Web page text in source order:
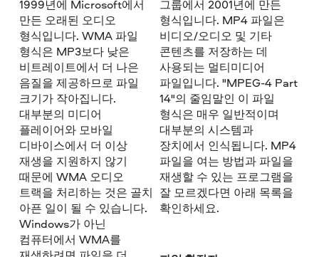
1999년에 Microsoft에서
만든 오래된 오디오
형식입니다. WMA 파일
형식은 MP3보다 낮은
비트레이트에서 더 나은
음질을 제공하므로 파일
크기가 작아집니다.
대부분의 미디어
플레이어와 모바일
디바이스에서 더 이상
재생을 지원하지 않기
때문에 WMA 오디오
트랙을 처리하는 것은 골치
아픈 일이 될 수 있습니다.
Windows가 아닌
컴퓨터에서 WMA를
그룹에서 2001년에 만든
형식입니다. MP4 파일은
비디오/오디오 및 기타
콘텐츠를 저장하는 데
사용되는 멀티미디어
파일입니다. "MPEG-4 Part
14"의 줄임말인 이 파일
형식은 매우 일반적이며
대부분의 시스템과
장치에서 인식됩니다. MP4
파일을 여는 방법과 파일을
재생할 수 있는 프로그램을
잘 모르겠다면 아래 목록을
확인하세요.